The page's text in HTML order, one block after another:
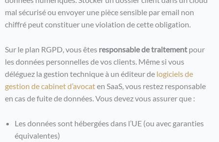
mal sécurisé ou envoyer une pièce sensible par email non
chiffré peut constituer une violation de cette obligation.
Sur le plan RGPD, vous êtes responsable de traitement pour
les données personnelles de vos clients. Même si vous
déléguez la gestion technique à un éditeur de logiciels de
gestion de cabinet d’avocaten SaaS, vous restez responsable
en cas de fuite de données. Vous devez vous assurer que :
Les données sont hébergées dans l’UE (ou avec garanties
équivalentes)